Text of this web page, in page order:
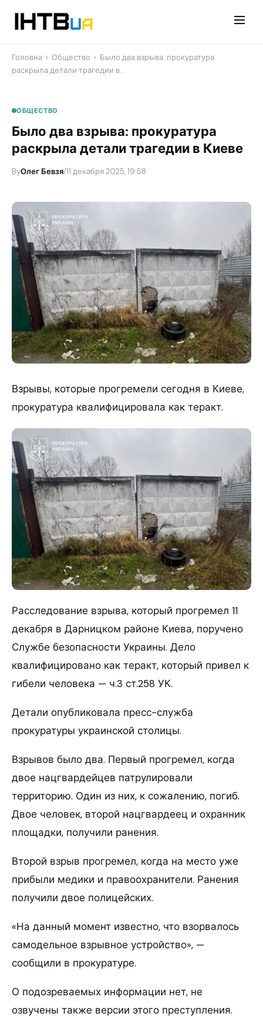
Головна › Общество › Было два взрыва: прокуратура
раскрыла детали трагедии в…
ОБЩЕСТВО
Было два взрыва: прокуратура
раскрыла детали трагедии в Киеве
ByОлег Бевзя/11 декабря 2025, 19:58
Взрывы, которые прогремели сегодня в Киеве,
прокуратура квалифицировала как теракт.
Расследование взрыва, который прогремел 11
декабря в Дарницком районе Киева, поручено
Службе безопасности Украины. Дело
квалифицировано как теракт, который привел к
гибели человека — ч.3 ст.258 УК.
Детали опубликовала пресс-служба
прокуратуры украинской столицы.
Взрывов было два. Первый прогремел, когда
двое нацгвардейцев патрулировали
территорию. Один из них, к сожалению, погиб.
Двое человек, второй нацгвардеец и охранник
площадки, получили ранения.
Второй взрыв прогремел, когда на место уже
прибыли медики и правоохранители. Ранения
получили двое полицейских.
«На данный момент известно, что взорвалось
самодельное взрывное устройство», —
сообщили в прокуратуре.
О подозреваемых информации нет, не
озвучены также версии этого преступления.